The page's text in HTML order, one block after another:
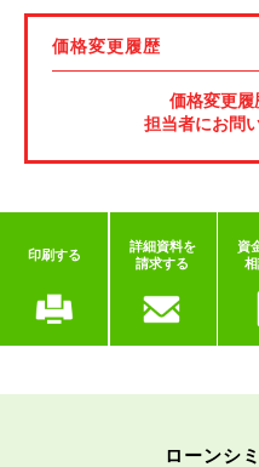
価格変更履歴
価格変更履
担当者にお問
印刷する
詳細資料を
請求する
資
ローンシ